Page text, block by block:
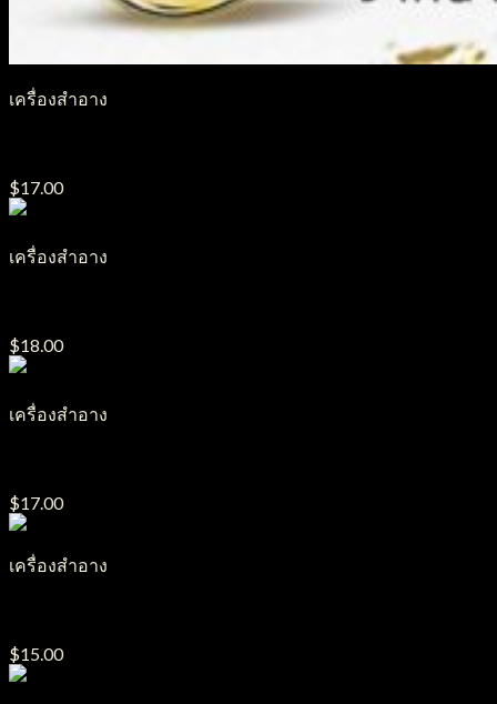
เครื่องสำอาง
$17.00
เครื่องสำอาง
$18.00
เครื่องสำอาง
$17.00
เครื่องสำอาง
$15.00